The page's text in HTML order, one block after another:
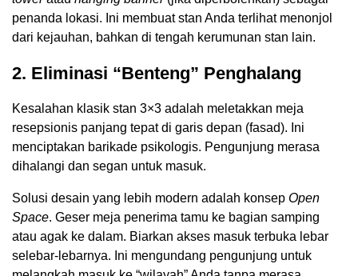
penanda lokasi. Ini membuat stan Anda terlihat menonjol
dari kejauhan, bahkan di tengah kerumunan stan lain.
2. Eliminasi “Benteng” Penghalang
Kesalahan klasik stan 3×3 adalah meletakkan meja
resepsionis panjang tepat di garis depan (fasad). Ini
menciptakan barikade psikologis. Pengunjung merasa
dihalangi dan segan untuk masuk.
Solusi desain yang lebih modern adalah konsep Open
Space. Geser meja penerima tamu ke bagian samping
atau agak ke dalam. Biarkan akses masuk terbuka lebar
selebar-lebarnya. Ini mengundang pengunjung untuk